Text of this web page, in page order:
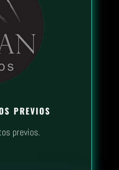
PREVIOS
previos.